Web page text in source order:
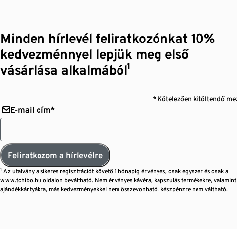
Minden hírlevél feliratkozónkat 10%
kedvezménnyel lepjük meg első
vásárlása alkalmából¹
* Kötelezően kitöltendő
E-mail cím*
Feliratkozom a hírlevélre
¹ Az utalvány a sikeres regisztrációt követő 1 hónapig érvényes, csak egyszer és csak a
www.tchibo.hu oldalon beváltható. Nem érvényes kávéra, kapszulás termékekre, valamint
ajándékkártyákra, más kedvezményekkel nem összevonható, készpénzre nem váltható.